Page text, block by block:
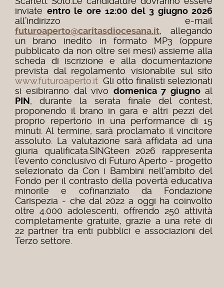
inviate entro le ore 12:00 del 3 giugno 2026
all’indirizzo e-mail
futuroaperto@caritasdiocesana.it, allegando
un brano inedito in formato MP3 (oppure
pubblicato da non oltre sei mesi) assieme alla
scheda di iscrizione e alla documentazione
prevista dal regolamento visionabile sul sito
www.futuroaperto.it Gli otto finalisti selezionati
si esibiranno dal vivo domenica 7 giugnoal
PIN, durante la serata finale del contest,
proponendo il brano in gara e altri pezzi del
proprio repertorio in una performance di 15
minuti. Al termine, sarà proclamato il vincitore
assoluto. La valutazione sarà affidata ad una
giuria qualificata.SINGteen 2026 rappresenta
l’evento conclusivo di Futuro Aperto - progetto
selezionato da Con i Bambini nell’ambito del
Fondo per il contrasto della povertà educativa
minorile e cofinanziato da Fondazione
Carispezia - che dal 2022 a oggi ha coinvolto
oltre 4.000 adolescenti, offrendo 250 attività
completamente gratuite, grazie a una rete di
22 partner tra enti pubblici e associazioni del
Terzo settore.